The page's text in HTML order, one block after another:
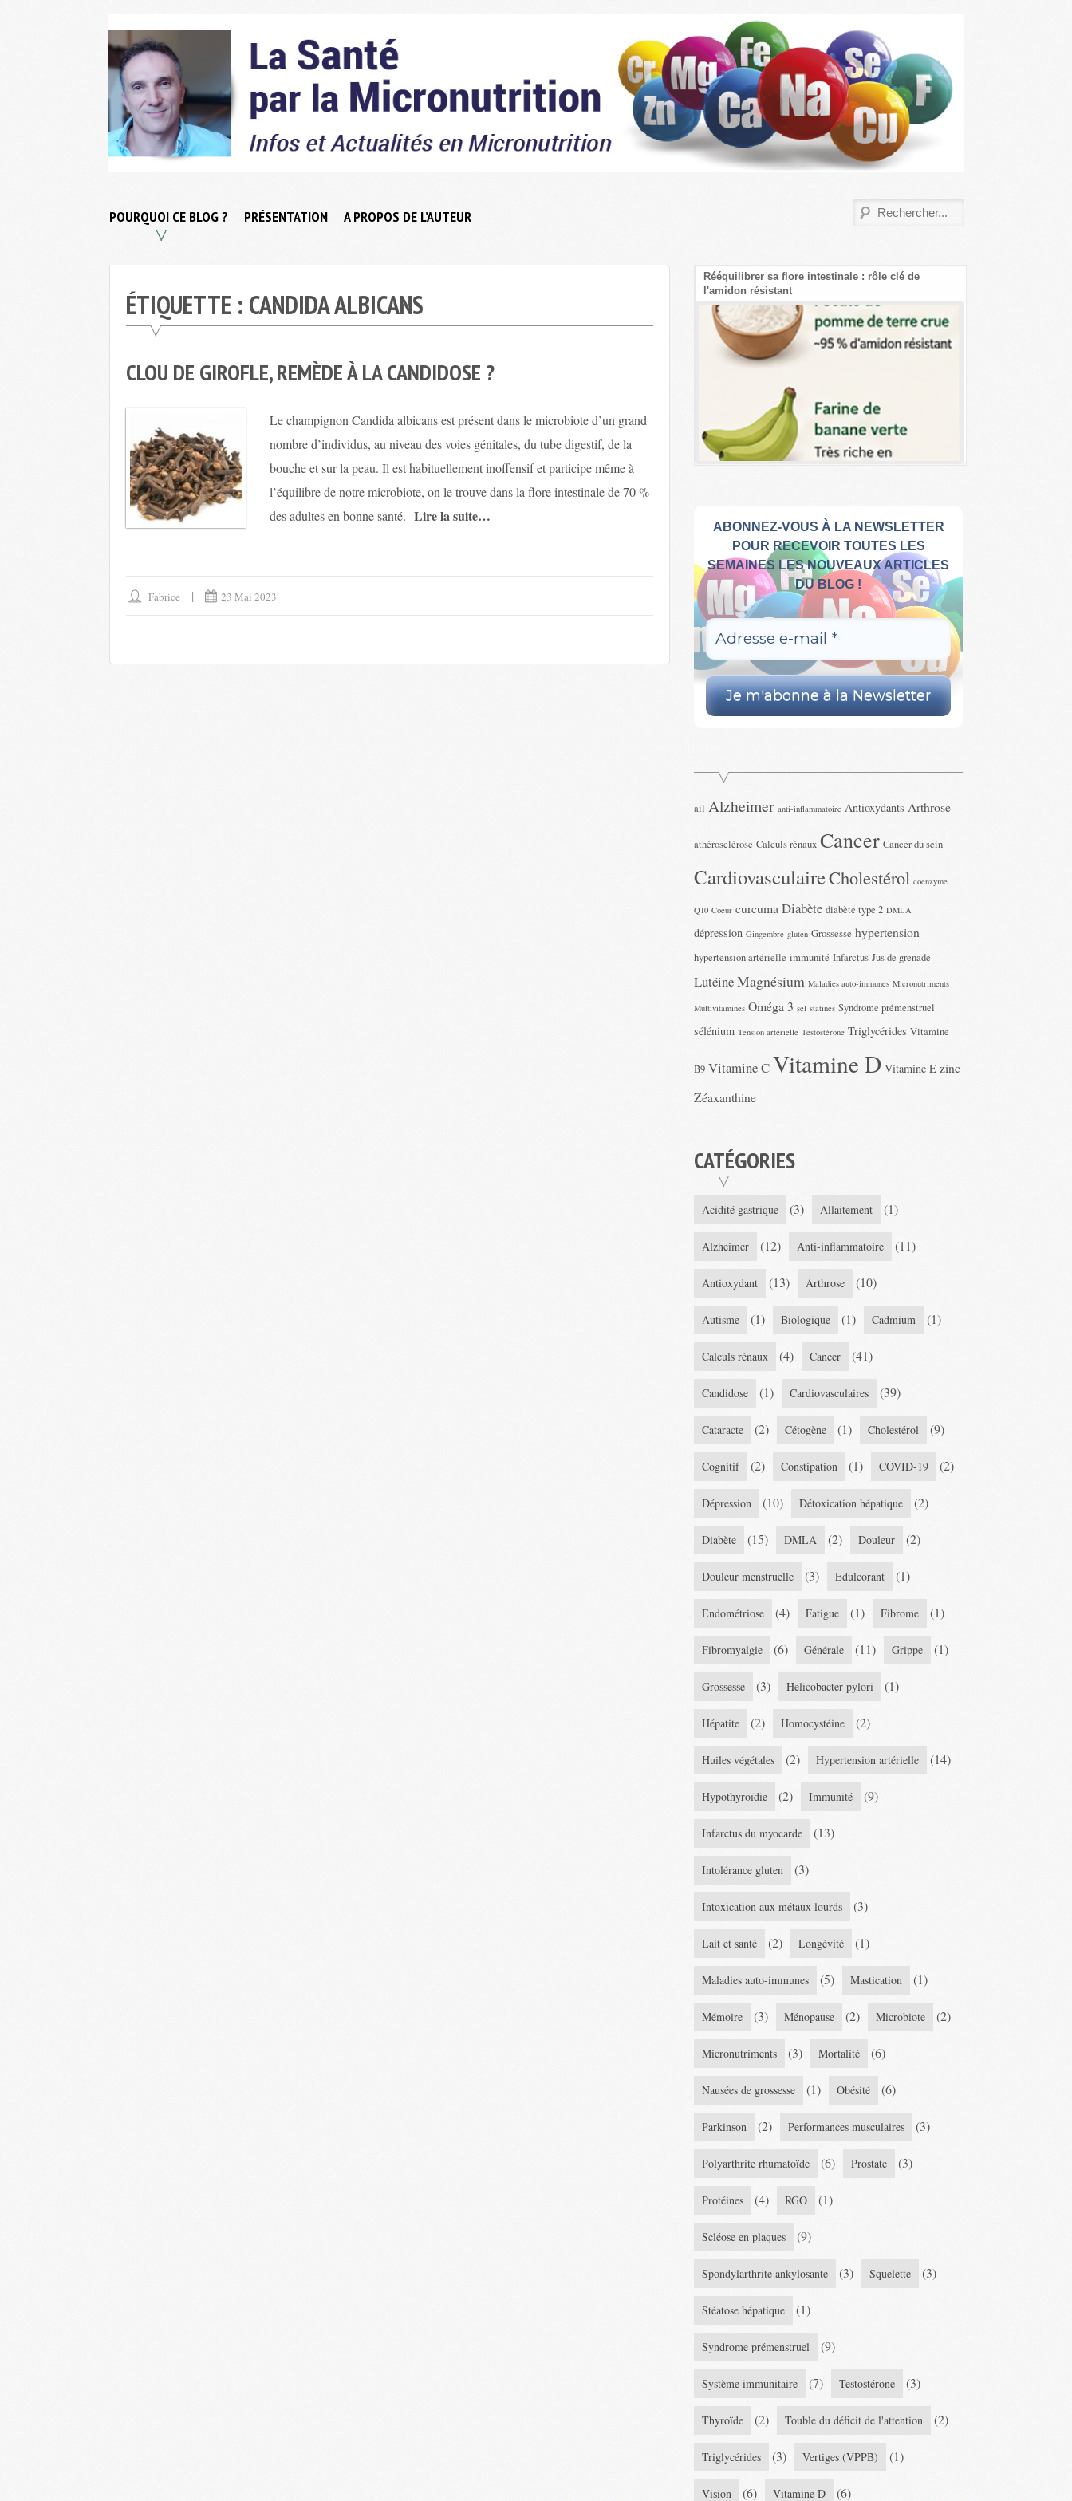
Santé
POURQUOI CE BLOG ? PRÉSENTATION A PROPOS DE L’AUTEUR
ÉTIQUETTE : CANDIDA ALBICANS
CLOU DE GIROFLE, REMÈDE À LA CANDIDOSE ?
Le champignon Candida albicans est présent dans le microbiote d’un grand
nombre d’individus, au niveau des voies génitales, du tube digestif, de la
bouche et sur la peau. Il est habituellement inoffensif et participe même à
l’équilibre de notre microbiote, on le trouve dans la flore intestinale de 70 %
des adultes en bonne santé. Lire la suite…
Fabrice 23 Mai 2023
Rééquilibrer sa flore intestinale : rôle clé de
l'amidon résistant
ABONNEZ-VOUS À LA NEWSLETTER
POUR RECEVOIR TOUTES LES
SEMAINES LES NOUVEAUX ARTICLES
DU BLOG !
ail Alzheimer anti-inflammatoire Antioxydants Arthrose
athérosclérose Calculs rénaux Cancer Cancer du sein
CardiovasculaireCholestérol coenzyme
Q10 Coeur curcuma Diabète diabète type 2 DMLA
dépression Gingembre gluten Grossesse hypertension
hypertension artérielle immunité Infarctus Jus de grenade
LutéineMagnésium Maladies auto-immunes Micronutriments
Multivitamines Oméga 3 sel statines Syndrome prémenstruel
sélénium Tension artérielle Testostérone Triglycérides Vitamine
B9 Vitamine CVitamine D Vitamine E zinc
Zéaxanthine
CATÉGORIES
Acidité gastrique (3) Allaitement (1)
Alzheimer (12) Anti-inflammatoire (11)
Antioxydant (13) Arthrose (10)
Autisme (1) Biologique (1) Cadmium (1)
Calculs rénaux (4) Cancer (41)
Candidose (1) Cardiovasculaires (39)
Cataracte (2) Cétogène (1) Cholestérol (9)
Cognitif (2) Constipation (1) COVID-19 (2)
Dépression (10) Détoxication hépatique (2)
Diabète (15) DMLA (2) Douleur (2)
Douleur menstruelle (3) Edulcorant (1)
Endométriose (4) Fatigue (1) Fibrome (1)
Fibromyalgie (6) Générale (11) Grippe (1)
Grossesse (3) Helicobacter pylori (1)
Hépatite (2) Homocystéine (2)
Huiles végétales (2) Hypertension artérielle (14)
Hypothyroïdie (2) Immunité (9)
Infarctus du myocarde (13)
Intolérance gluten (3)
Intoxication aux métaux lourds (3)
Lait et santé (2) Longévité (1)
Maladies auto-immunes (5) Mastication (1)
Mémoire (3) Ménopause (2) Microbiote (2)
Micronutriments (3) Mortalité (6)
Nausées de grossesse (1) Obésité (6)
Parkinson (2) Performances musculaires (3)
Polyarthrite rhumatoïde (6) Prostate (3)
Protéines (4) RGO (1)
Scléose en plaques (9)
Spondylarthrite ankylosante (3) Squelette (3)
Stéatose hépatique (1)
Syndrome prémenstruel (9)
Système immunitaire (7) Testostérone (3)
Thyroïde (2) Touble du déficit de l'attention (2)
Triglycérides (3) Vertiges (VPPB) (1)
Vision (6) Vitamine D (6)